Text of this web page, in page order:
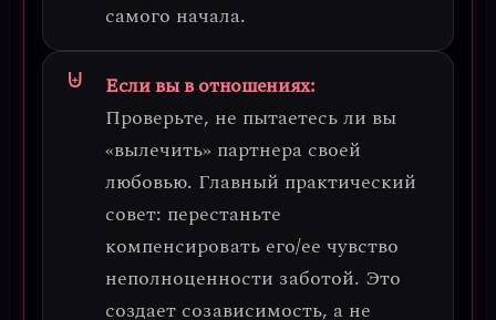
самого начала.
Если вы в отношениях:
Проверьте, не пытаетесь ли вы
«вылечить» партнера своей
любовью. Главный практический
совет: перестаньте
компенсировать его/ее чувство
неполноценности заботой. Это
создает созависимость, а не